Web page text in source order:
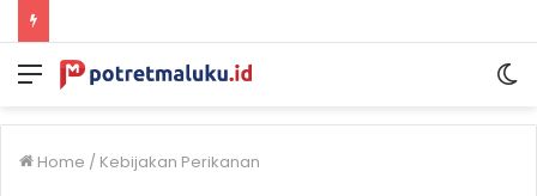
Menu
Home / Kebijakan Perikanan